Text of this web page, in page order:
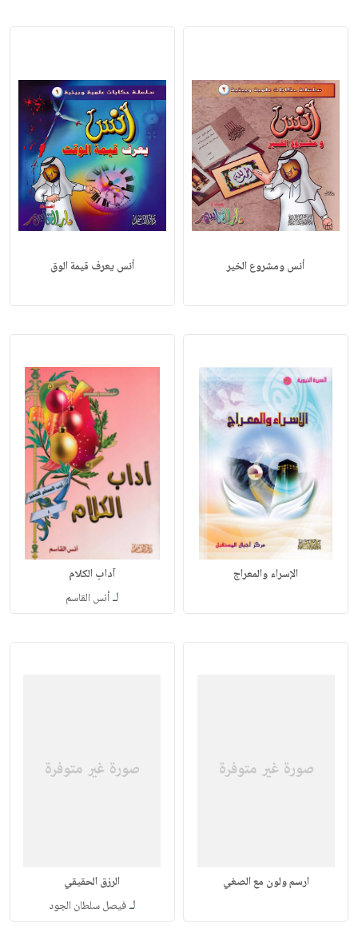
أنس ومشروع الخير أنس يعرف قيمة الوق
الإسراء والمعراج آداب الكلام
لـأنس القاسم
ارسم ولون مع الصغي الرزق الحقيقي
لـفيصل سلطان الجود